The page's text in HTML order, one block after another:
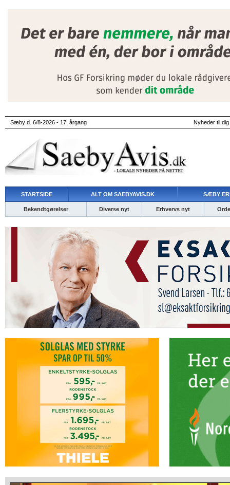
Sæby d. 6/8-2026 - 17. årgang Nyheder til
STARTSIDE ALT OM SAEBYAVIS.DK SÆBY
Bekendtgørelser Diverse nyt Erhvervs nyt